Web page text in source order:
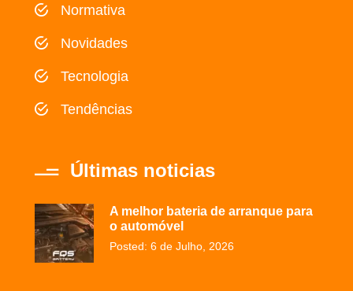
Normativa
Novidades
Tecnologia
Tendências
Últimas noticias
A melhor bateria de arranque para
o automóvel
Posted: 6 de Julho, 2026